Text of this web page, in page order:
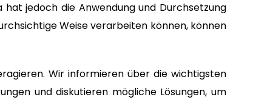
jedoch die Anwendung und Durchsetzung
Weise verarbeiten können, können
Wir informieren über die wichtigsten
und diskutieren mögliche Lösungen, um